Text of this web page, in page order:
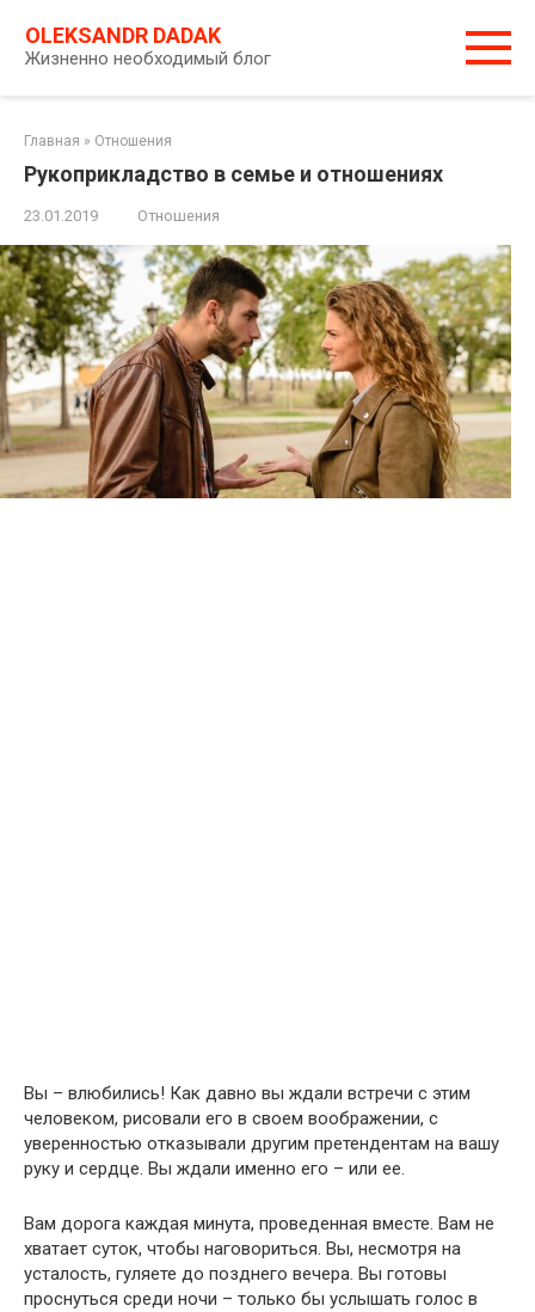
контенту
OLEKSANDR DADAK
Жизненно необходимый блог
Главная » Отношения
Рукоприкладство в семье и отношениях
23.01.2019 Отношения
Вы – влюбились! Как давно вы ждали встречи с этим
человеком, рисовали его в своем воображении, с
уверенностью отказывали другим претендентам на вашу
руку и сердце. Вы ждали именно его – или ее.
Вам дорога каждая минута, проведенная вместе. Вам не
хватает суток, чтобы наговориться. Вы, несмотря на
усталость, гуляете до позднего вечера. Вы готовы
проснуться среди ночи – только бы услышать голос в